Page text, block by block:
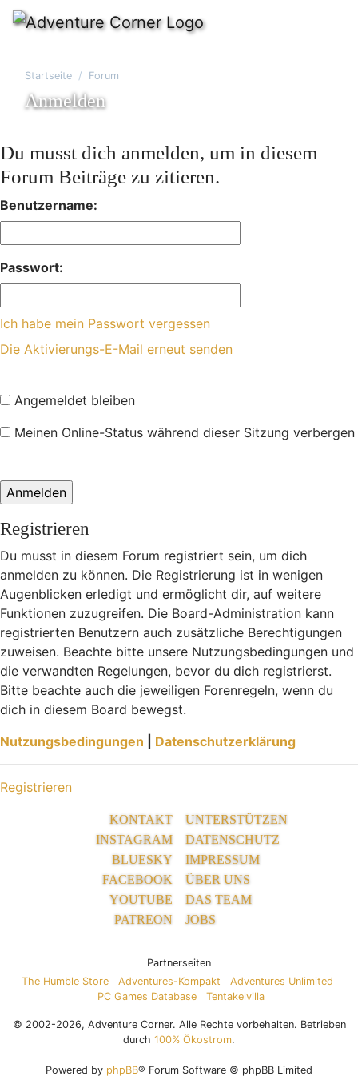
Startseite Forum
Anmelden
Du musst dich anmelden, um in diesem
Forum Beiträge zu zitieren.
Benutzername:
Passwort:
Ich habe mein Passwort vergessen
Die Aktivierungs-E-Mail erneut senden
Angemeldet bleiben
Meinen Online-Status während dieser Sitzung verbergen
Registrieren
Du musst in diesem Forum registriert sein, um dich
anmelden zu können. Die Registrierung ist in wenigen
Augenblicken erledigt und ermöglicht dir, auf weitere
Funktionen zuzugreifen. Die Board-Administration kann
registrierten Benutzern auch zusätzliche Berechtigungen
zuweisen. Beachte bitte unsere Nutzungsbedingungen und
die verwandten Regelungen, bevor du dich registrierst.
Bitte beachte auch die jeweiligen Forenregeln, wenn du
dich in diesem Board bewegst.
Nutzungsbedingungen
Datenschutzerklärung
Registrieren
KONTAKT
INSTAGRAM
BLUESKY
FACEBOOK
YOUTUBE
PATREON
UNTERSTÜTZEN
DATENSCHUTZ
IMPRESSUM
ÜBER UNS
DAS TEAM
JOBS
Partnerseiten
The Humble Store
Adventures-Kompakt
Adventures Unlimited
PC Games Database
Tentakelvilla
© 2002-2026, Adventure Corner. Alle Rechte vorbehalten. Betrieben
durch 100% Ökostrom.
Powered by phpBB® Forum Software © phpBB Limited